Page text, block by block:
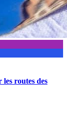
routes des